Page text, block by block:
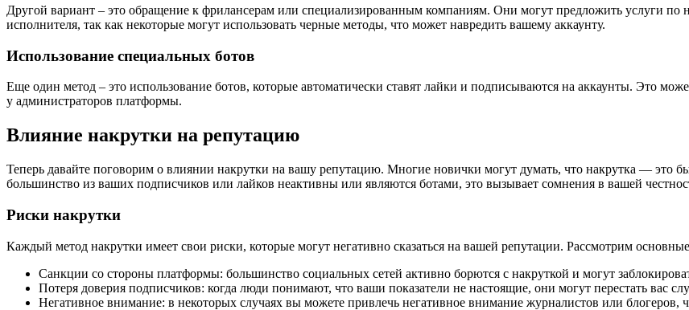
Другой вариант – это обращение к фрилансерам или специализированным компаниям. Они могут предложить услуги по
исполнителя, так как некоторые могут использовать черные методы, что может навредить вашему аккаунту.
Использование специальных ботов
Еще один метод – это использование ботов, которые автоматически ставят лайки и подписываются на аккаунты. Это
у администраторов платформы.
Влияние накрутки на репутацию
Теперь давайте поговорим о влиянии накрутки на вашу репутацию. Многие новички могут думать, что накрутка — это
большинство из ваших подписчиков или лайков неактивны или являются ботами, это вызывает сомнения в вашей
Риски накрутки
Каждый метод накрутки имеет свои риски, которые могут негативно сказаться на вашей репутации. Рассмотрим
Санкции со стороны платформы: большинство социальных сетей активно борются с накруткой и могут
Потеря доверия подписчиков: когда люди понимают, что ваши показатели не настоящие, они могут перестать вас
Негативное внимание: в некоторых случаях вы можете привлечь негативное внимание журналистов или блогеров,